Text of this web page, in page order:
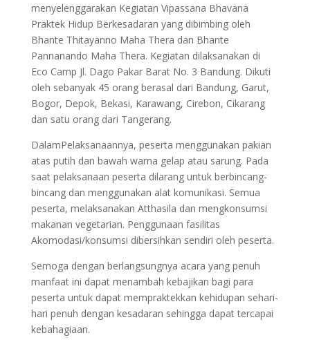
menyelenggarakan Kegiatan Vipassana Bhavana
Praktek Hidup Berkesadaran yang dibimbing oleh
Bhante Thitayanno Maha Thera dan Bhante
Pannanando Maha Thera. Kegiatan dilaksanakan di
Eco Camp Jl. Dago Pakar Barat No. 3 Bandung. Dikuti
oleh sebanyak 45 orang berasal dari Bandung, Garut,
Bogor, Depok, Bekasi, Karawang, Cirebon, Cikarang
dan satu orang dari Tangerang.
DalamPelaksanaannya, peserta menggunakan pakian
atas putih dan bawah warna gelap atau sarung. Pada
saat pelaksanaan peserta dilarang untuk berbincang-
bincang dan menggunakan alat komunikasi. Semua
peserta, melaksanakan Atthasila dan mengkonsumsi
makanan vegetarian. Penggunaan fasilitas
Akomodasi/konsumsi dibersihkan sendiri oleh peserta.
Semoga dengan berlangsungnya acara yang penuh
manfaat ini dapat menambah kebajikan bagi para
peserta untuk dapat mempraktekkan kehidupan sehari-
hari penuh dengan kesadaran sehingga dapat tercapai
kebahagiaan.